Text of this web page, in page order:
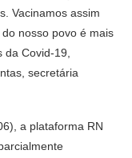
Vacinamos assim
nosso povo é mais
Covid-19,
secretária
a plataforma RN